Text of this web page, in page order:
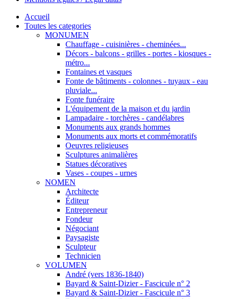
Accueil
Toutes les categories
MONUMEN
Chauffage - cuisinières - cheminées...
Décors - balcons - grilles - portes - kiosques -
métro...
Fontaines et vasques
Fonte de bâtiments - colonnes - tuyaux - eau
pluviale...
Fonte funéraire
L'équipement de la maison et du jardin
Lampadaire - torchères - candélabres
Monuments aux grands hommes
Monuments aux morts et commémoratifs
Oeuvres religieuses
Sculptures animalières
Statues décoratives
Vases - coupes - urnes
NOMEN
Architecte
Éditeur
Entrepreneur
Fondeur
Négociant
Paysagiste
Sculpteur
Technicien
VOLUMEN
André (vers 1836-1840)
Bayard & Saint-Dizier - Fascicule n° 2
Bayard & Saint-Dizier - Fascicule n° 3